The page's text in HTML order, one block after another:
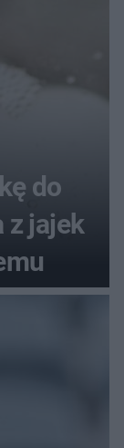
do
z jajek